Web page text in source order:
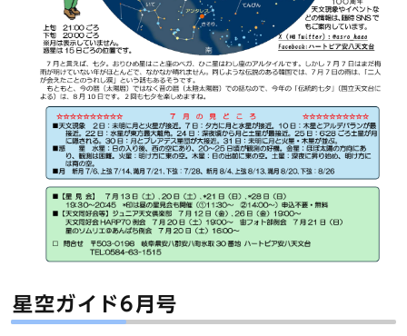
星空ガイド6月号